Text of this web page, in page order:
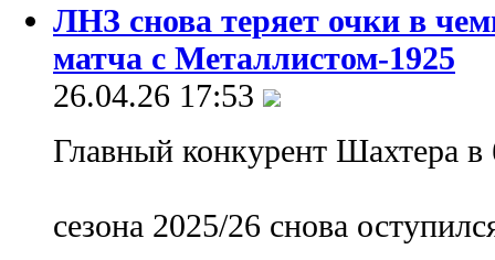
ЛНЗ снова теряет очки в
матча с Металлистом-1925
26.04.26 17:53
Главный конкурент Шахтера в
сезона 2025/26 снова